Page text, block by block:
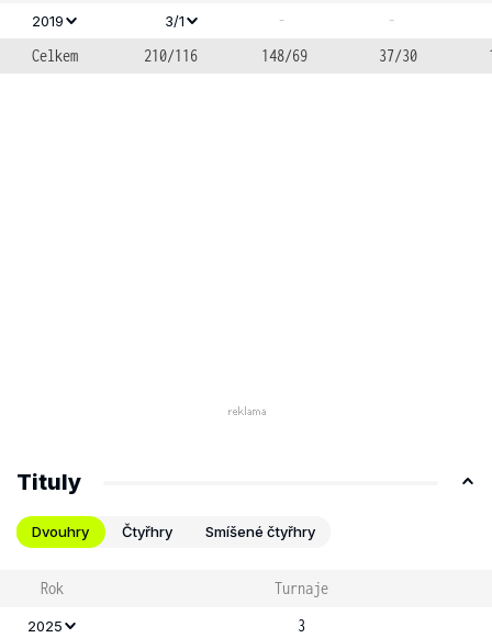
2019
3/1 -
-
Celkem
210/116 148/69 37/30
Tituly
Dvouhry Čtyřhry Smíšené čtyřhry
Rok Turnaje
2025 3